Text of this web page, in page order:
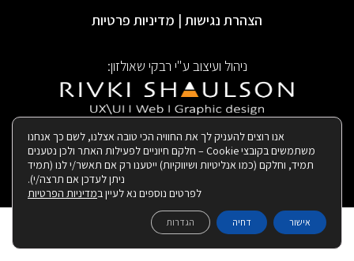
הצהרת נגישות | מדיניות פרטיות
ניהול ועיצוב ע"י רבקי שאולזון:
| בנייה ותחזוקת האתר:
אנו רוצים להעניק לך את החוויה הכי טובה אצלנו, לשם כך אנחנו
משתמשים בקובצי Cookie – חלקם חיוניים לפעילות האתר ולכן נטענים
תמיד, וחלקם (כמו אנליטיות ושיווקיות) ייטענו רק אם תאשר/י לנו (תמיד
ניתן לעדכן אם תרצה/י).
לפרטים נוספים נא לעיין במדיניות הפרטיות
אישור דחיה הגדרות